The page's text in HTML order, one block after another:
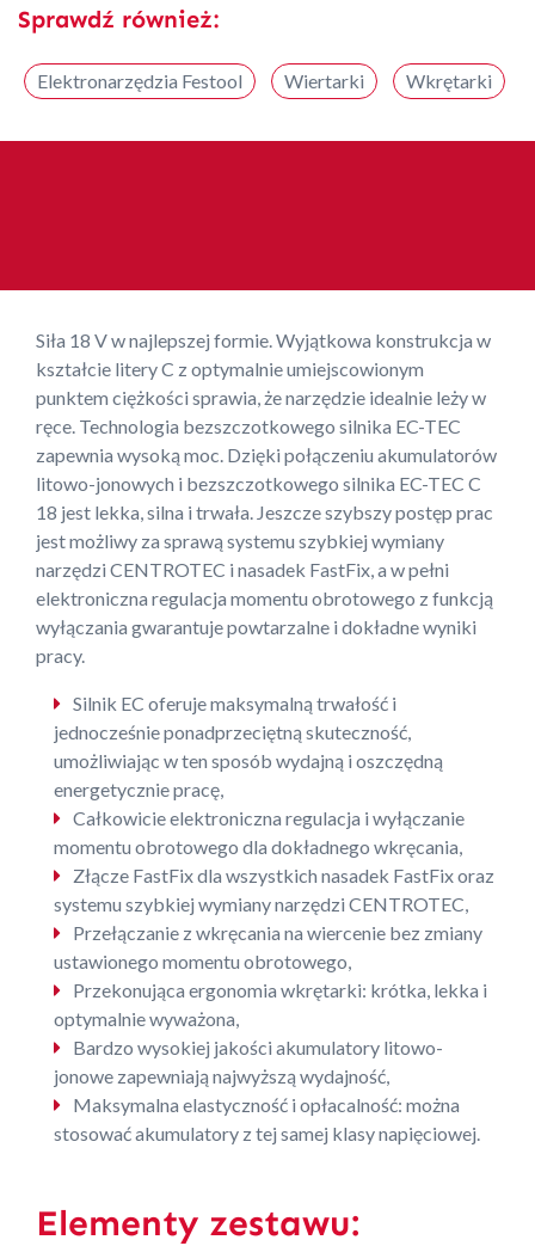
Sprawdź również:
Elektronarzędzia Festool Wiertarki Wkrętarki
Siła 18 V w najlepszej formie. Wyjątkowa konstrukcja w
kształcie litery C z optymalnie umiejscowionym
punktem ciężkości sprawia, że narzędzie idealnie leży w
ręce. Technologia bezszczotkowego silnika EC-TEC
zapewnia wysoką moc. Dzięki połączeniu akumulatorów
litowo-jonowych i bezszczotkowego silnika EC-TEC C
18 jest lekka, silna i trwała. Jeszcze szybszy postęp prac
jest możliwy za sprawą systemu szybkiej wymiany
narzędzi CENTROTEC i nasadek FastFix, a w pełni
elektroniczna regulacja momentu obrotowego z funkcją
wyłączania gwarantuje powtarzalne i dokładne wyniki
pracy.
Silnik EC oferuje maksymalną trwałość i
jednocześnie ponadprzeciętną skuteczność,
umożliwiając w ten sposób wydajną i oszczędną
energetycznie pracę,
Całkowicie elektroniczna regulacja i wyłączanie
momentu obrotowego dla dokładnego wkręcania,
Złącze FastFix dla wszystkich nasadek FastFix oraz
systemu szybkiej wymiany narzędzi CENTROTEC,
Przełączanie z wkręcania na wiercenie bez zmiany
ustawionego momentu obrotowego,
Przekonująca ergonomia wkrętarki: krótka, lekka i
optymalnie wyważona,
Bardzo wysokiej jakości akumulatory litowo-
jonowe zapewniają najwyższą wydajność,
Maksymalna elastyczność i opłacalność: można
stosować akumulatory z tej samej klasy napięciowej.
Elementy zestawu: